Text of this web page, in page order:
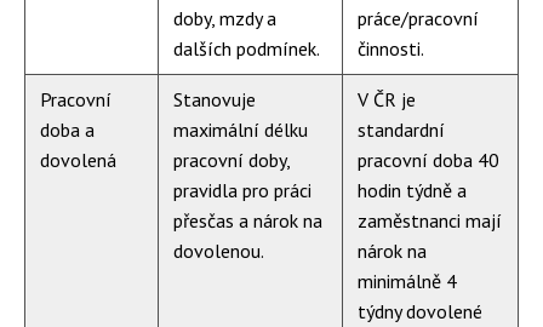
doby, mzdy a
dalších podmínek.
práce/pracovní
činnosti.
Pracovní
doba a
dovolená
Stanovuje
maximální délku
pracovní doby,
pravidla pro práci
přesčas a nárok na
dovolenou.
V ČR je
standardní
pracovní doba 40
hodin týdně a
zaměstnanci mají
nárok na
minimálně 4
týdny dovolené